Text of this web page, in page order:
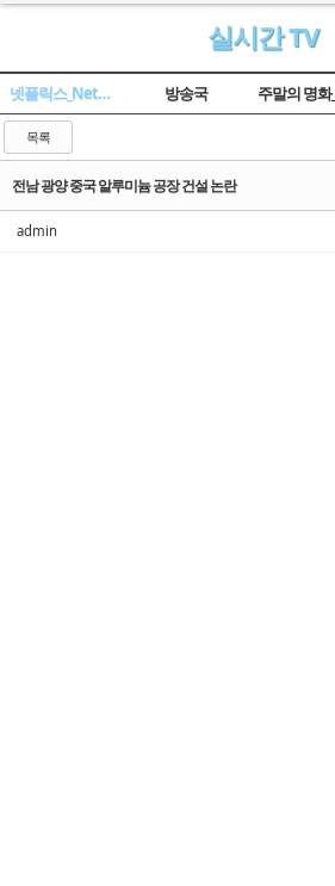
실시간 TV
넷플릭스_Netflix 방송국
목록
전남 광양 중국 알루미늄 공장 건설 논란
admin